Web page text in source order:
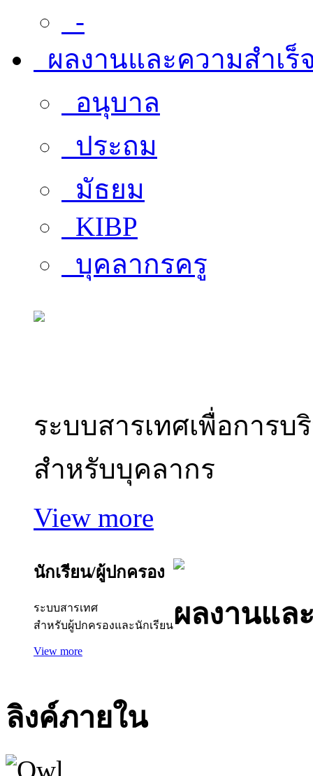
-
ผลงานและความสำเร็
อนุบาล
ประถม
มัธยม
KIBP
บุคลากรครู
ระบบสารเทศเพื่อการบ
สำหรับบุคลากร
View more
นักเรียน/ผู้ปกครอง
ระบบสารเทศ
สำหรับผู้ปกครองและนักเรียน
View more
ผลงานแล
ลิงค์ภายใน